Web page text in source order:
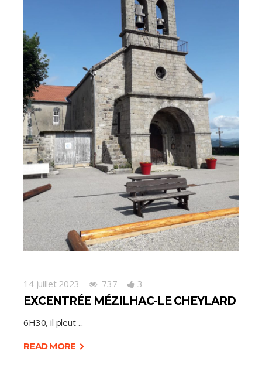
14 juillet 2023 737 3
EXCENTRÉE MÉZILHAC-LE CHEYLARD
6H30, il pleut
READ MORE